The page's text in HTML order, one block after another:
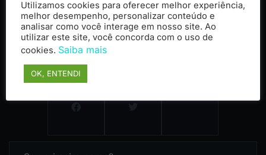
Cases
Utilizamos cookies para oferecer melhor experiência,
melhor desempenho, personalizar conteúdo e
analisar como você interage em nosso site. Ao
utilizar este site, você concorda com o uso de
cookies. Saiba mais
OK, ENTENDI